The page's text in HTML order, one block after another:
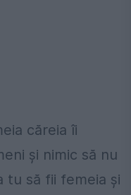
căreia îi
și nimic să nu
tu să fii femeia și